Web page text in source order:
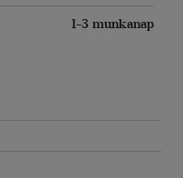
1-3 munkanap